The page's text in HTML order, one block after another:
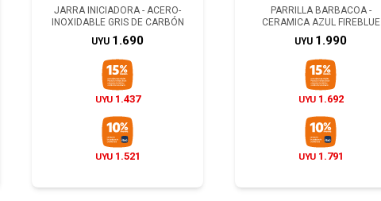
JARRA INICIADORA - ACERO-
INOXIDABLE GRIS DE CARBÓN
UYU 1.690
UYU 1.437
UYU 1.521
PARRILLA BARBACOA -
CERAMICA AZUL FIREBLUE
UYU 1.990
UYU 1.692
UYU 1.791